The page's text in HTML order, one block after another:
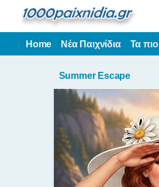
Home Νέα Παιχνίδια Τα
Summer Escape